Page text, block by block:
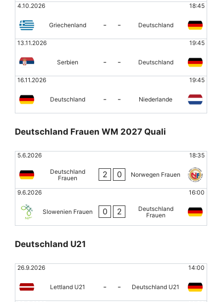
4.10.2026 18:45
Griechenland - - Deutschland
13.11.2026 19:45
Serbien - - Deutschland
16.11.2026 19:45
Deutschland - - Niederlande
Deutschland Frauen WM 2027 Quali
5.6.2026 18:35
Deutschland
Frauen
2 0 Norwegen Frauen
9.6.2026 16:00
Slowenien Frauen 0 2
Deutschland
Frauen
Deutschland U21
26.9.2026 14:00
Lettland U21 - - Deutschland U21